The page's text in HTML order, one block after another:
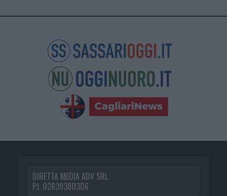
DIRETTA MEDIA ADV SRL
P.I. 02839380306